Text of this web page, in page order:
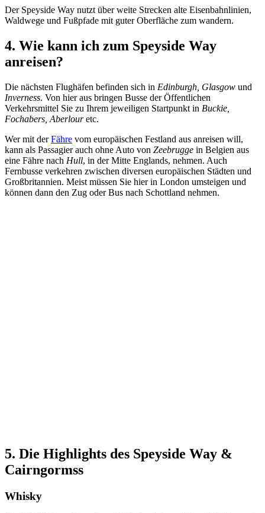
Der Speyside Way nutzt über weite Strecken alte Eisenbahnlinien,
Waldwege und Fußpfade mit guter Oberfläche zum wandern.
4. Wie kann ich zum Speyside Way
anreisen?
Die nächsten Flughäfen befinden sich in Edinburgh, Glasgow und
Inverness. Von hier aus bringen Busse der Öffentlichen
Verkehrsmittel Sie zu Ihrem jeweiligen Startpunkt in Buckie,
Fochabers, Aberlouretc.
Wer mit derFähre vom europäischen Festland aus anreisen will,
kann als Passagier auch ohne Auto von Zeebrugge in Belgien aus
eine Fähre nach Hull, in der Mitte Englands, nehmen. Auch
Fernbusse verkehren zwischen diversen europäischen Städten und
Großbritannien. Meist müssen Sie hier in London umsteigen und
können dann den Zug oder Bus nach Schottland nehmen.
5. Die Highlights des Speyside Way &
Cairngormss
Whisky